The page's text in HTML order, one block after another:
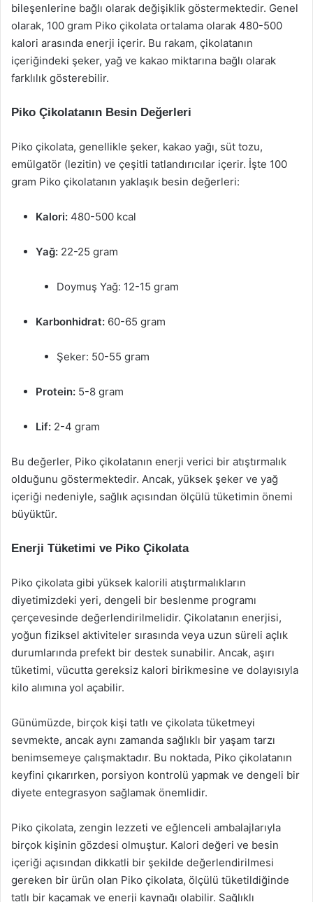
bileşenlerine bağlı olarak değişiklik göstermektedir. Genel
olarak, 100 gram Piko çikolata ortalama olarak 480-500
kalori arasında enerji içerir. Bu rakam, çikolatanın
içeriğindeki şeker, yağ ve kakao miktarına bağlı olarak
farklılık gösterebilir.
Piko Çikolatanın Besin Değerleri
Piko çikolata, genellikle şeker, kakao yağı, süt tozu,
emülgatör (lezitin) ve çeşitli tatlandırıcılar içerir. İşte 100
gram Piko çikolatanın yaklaşık besin değerleri:
Kalori: 480-500 kcal
Yağ: 22-25 gram
Doymuş Yağ: 12-15 gram
Karbonhidrat: 60-65 gram
Şeker: 50-55 gram
Protein: 5-8 gram
Lif: 2-4 gram
Bu değerler, Piko çikolatanın enerji verici bir atıştırmalık
olduğunu göstermektedir. Ancak, yüksek şeker ve yağ
içeriği nedeniyle, sağlık açısından ölçülü tüketimin önemi
büyüktür.
Enerji Tüketimi ve Piko Çikolata
Piko çikolata gibi yüksek kalorili atıştırmalıkların
diyetimizdeki yeri, dengeli bir beslenme programı
çerçevesinde değerlendirilmelidir. Çikolatanın enerjisi,
yoğun fiziksel aktiviteler sırasında veya uzun süreli açlık
durumlarında prefekt bir destek sunabilir. Ancak, aşırı
tüketimi, vücutta gereksiz kalori birikmesine ve dolayısıyla
kilo alımına yol açabilir.
Günümüzde, birçok kişi tatlı ve çikolata tüketmeyi
sevmekte, ancak aynı zamanda sağlıklı bir yaşam tarzı
benimsemeye çalışmaktadır. Bu noktada, Piko çikolatanın
keyfini çıkarırken, porsiyon kontrolü yapmak ve dengeli bir
diyete entegrasyon sağlamak önemlidir.
Piko çikolata, zengin lezzeti ve eğlenceli ambalajlarıyla
birçok kişinin gözdesi olmuştur. Kalori değeri ve besin
içeriği açısından dikkatli bir şekilde değerlendirilmesi
gereken bir ürün olan Piko çikolata, ölçülü tüketildiğinde
tatlı bir kaçamak ve enerji kaynağı olabilir. Sağlıklı